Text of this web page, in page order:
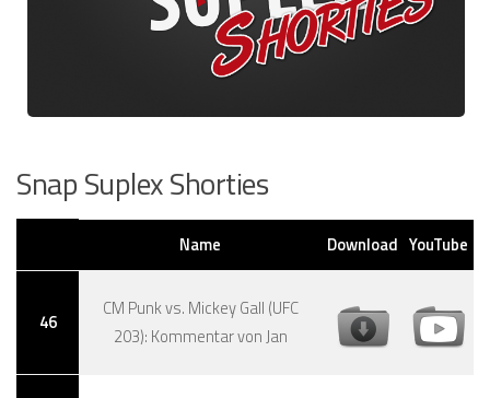
Snap Suplex Shorties
Name Download YouTube
46
CM Punk vs. Mickey Gall (UFC
203): Kommentar von Jan